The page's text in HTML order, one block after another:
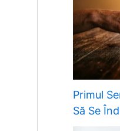
Primul
Să Se